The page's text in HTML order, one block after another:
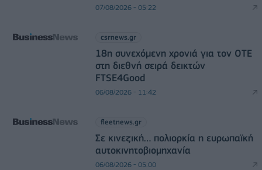
07/08/2026 - 05:22
csrnews.gr
18η συνεχόμενη χρονιά για τον ΟΤΕ
στη διεθνή σειρά δεικτών
FTSE4Good
06/08/2026 - 11:42
fleetnews.gr
Σε κινεζική… πολιορκία η ευρωπαϊκή
αυτοκινητοβιομηχανία
06/08/2026 - 05:00